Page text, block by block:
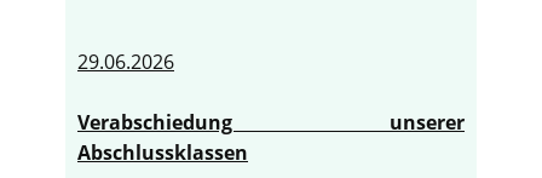
29.06.2026
Verabschiedung unserer
Abschlussklassen